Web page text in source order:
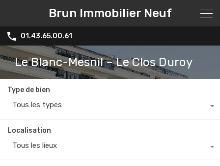
Brun Immobilier Neuf
01.43.65.00.61
Le Blanc-Mesnil – Le Clos Duroy
Type de bien
Tous les types
Localisation
Tous les lieux